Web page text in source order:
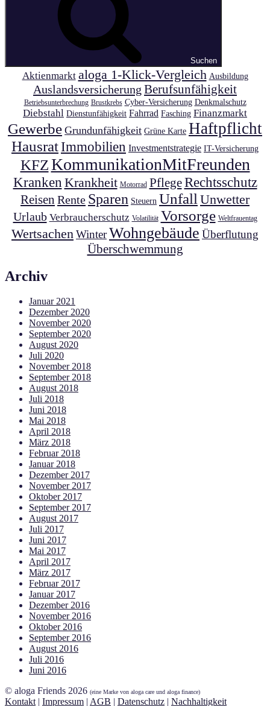
Suchen
Aktienmarkt aloga 1-Klick-Vergleich Ausbildung
Auslandsversicherung Berufsunfähigkeit
Betriebsunterbrechung Brustkrebs Cyber-Versicherung Denkmalschutz
Diebstahl Dienstunfähigkeit Fahrrad Fasching Finanzmarkt
Gewerbe Grundunfähigkeit Grüne Karte Haftpflicht
HausratImmobilien Investmentstrategie IT-Versicherung
KFZKommunikationMitFreunden
Kranken Krankheit Motorrad Pflege Rechtsschutz
Reisen Rente Sparen Steuern Unfall Unwetter
Urlaub Verbraucherschutz Volatilität Vorsorge Weltfrauentag
Wertsachen WinterWohngebäude Überflutung
Überschwemmung
Archiv
Januar 2021
Dezember 2020
November 2020
September 2020
August 2020
Juli 2020
November 2018
September 2018
August 2018
Juli 2018
Juni 2018
Mai 2018
April 2018
März 2018
Februar 2018
Januar 2018
Dezember 2017
November 2017
Oktober 2017
September 2017
August 2017
Juli 2017
Juni 2017
Mai 2017
April 2017
März 2017
Februar 2017
Januar 2017
Dezember 2016
November 2016
Oktober 2016
September 2016
August 2016
Juli 2016
Juni 2016
© aloga Friends 2026 (eine Marke von aloga care und aloga finance)
Kontakt| Impressum | AGB | Datenschutz | Nachhaltigkeit